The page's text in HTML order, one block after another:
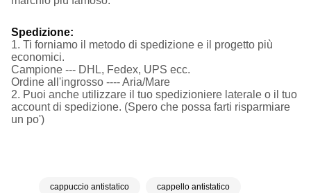
Spedizione:
1. Ti forniamo il metodo di spedizione e il progetto più
economici.
Campione --- DHL, Fedex, UPS ecc.
Ordine all'ingrosso ---- Aria/Mare
2. Puoi anche utilizzare il tuo spedizioniere laterale o il tuo
account di spedizione. (Spero che possa farti risparmiare
un po')
cappuccio antistatico cappello antistatico